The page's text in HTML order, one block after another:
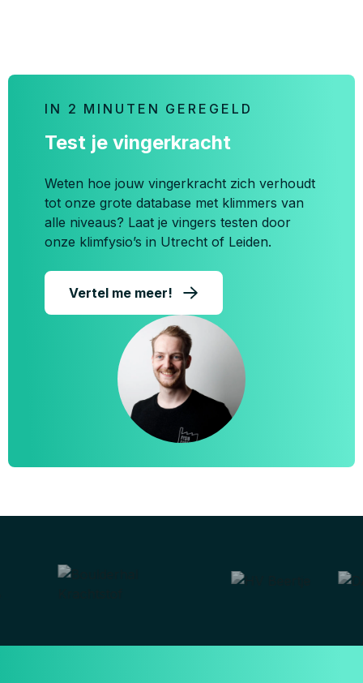
IN 2 MINUTEN GEREGELD
Test je vingerkracht
Weten hoe jouw vingerkracht zich verhoudt
tot onze grote database met klimmers van
alle niveaus? Laat je vingers testen door
onze klimfysio’s in Utrecht of Leiden.
Vertel me meer!